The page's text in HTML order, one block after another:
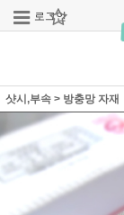
로그인
샷시,부속 > 방충망 자재